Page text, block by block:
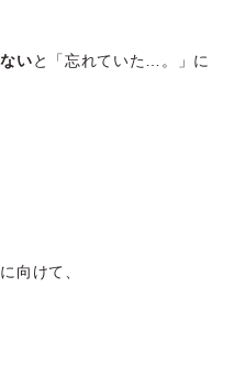
い と「忘れていた…。」に
向けて、